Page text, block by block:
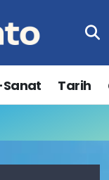
Tarih